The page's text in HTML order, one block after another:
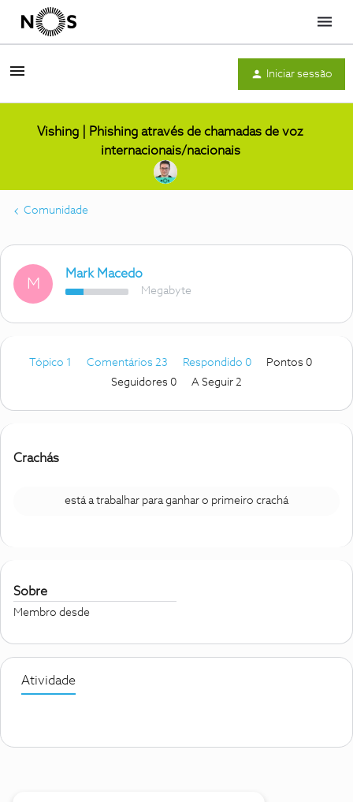
Menu
Iniciar sessão
Vishing | Phishing através de chamadas de voz
internacionais/nacionais
Comunidade
M
Mark Macedo
Megabyte
Tópico 1 Comentários 23 Respondido 0
Pontos 0
Seguidores 0 A Seguir 2
Crachás
está a trabalhar para ganhar o primeiro crachá
Sobre
Membro desde
Atividade